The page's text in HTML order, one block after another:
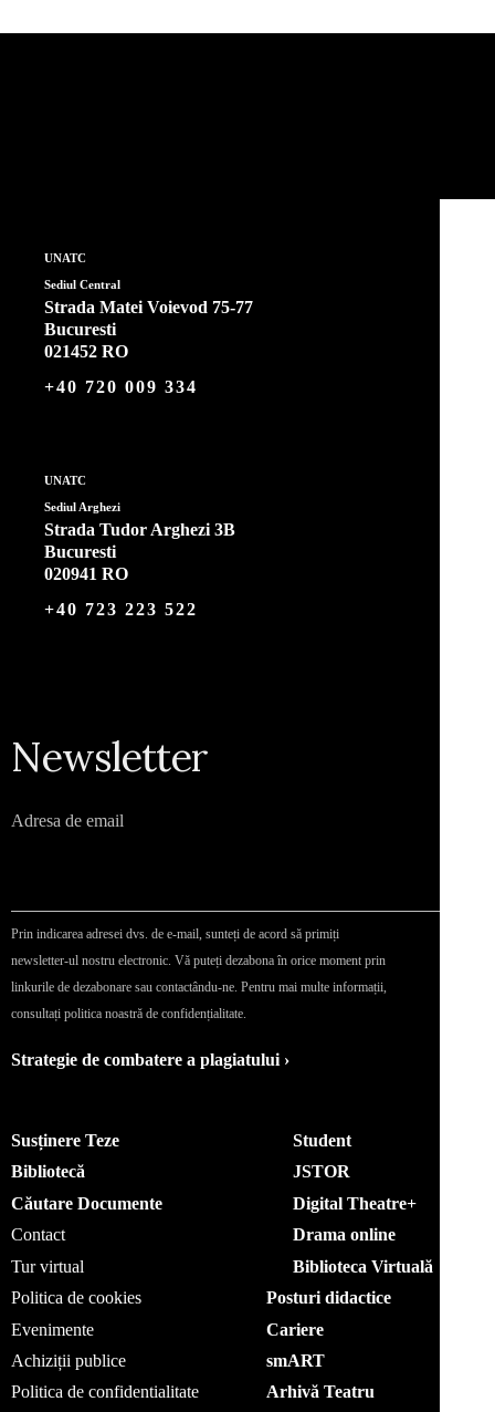
UNATC
Sediul Central
Strada Matei Voievod 75-77
Bucuresti
021452 RO
+40 720 009 334
UNATC
Sediul Arghezi
Strada Tudor Arghezi 3B
Bucuresti
020941 RO
+40 723 223 522
Newsletter
Adresa de email
Prin indicarea adresei dvs. de e-mail, sunteți de acord să primiți
newsletter-ul nostru electronic. Vă puteți dezabona în orice moment prin
linkurile de dezabonare sau contactându-ne. Pentru mai multe informații,
consultați politica noastră de confidențialitate.
Strategie de combatere a plagiatului ›
Susținere Teze
Bibliotecă
Căutare Documente
Contact
Tur virtual
Politica de cookies
Evenimente
Achiziții publice
Politica de confidentialitate
Student
JSTOR
Digital Theatre+
Drama online
Biblioteca Virtuală
Posturi didactice
Cariere
smART
Arhivă Teatru